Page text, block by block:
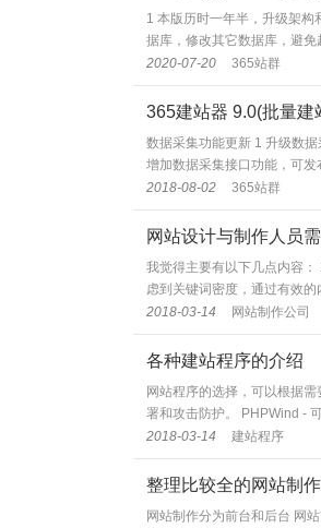
1 本版历时一年半，升级架
据库，修改其它数据库，避免
2020-07-20
365站群
365建站器 9.0(批量
数据采集功能更新 1 升级数
增加数据采集接口功能，可发
2018-08-02
365站群
网站设计与制作人员
我觉得主要有以下几点内容
虑到关键词密度，通过有效的
2018-03-14
网站制作公司
各种建站程序的介绍
网站程序的选择，可以根据
署和攻击防护。 PHPWind -
2018-03-14
建站程序
整理比较全的网站制
网站制作分为前台和后台 网